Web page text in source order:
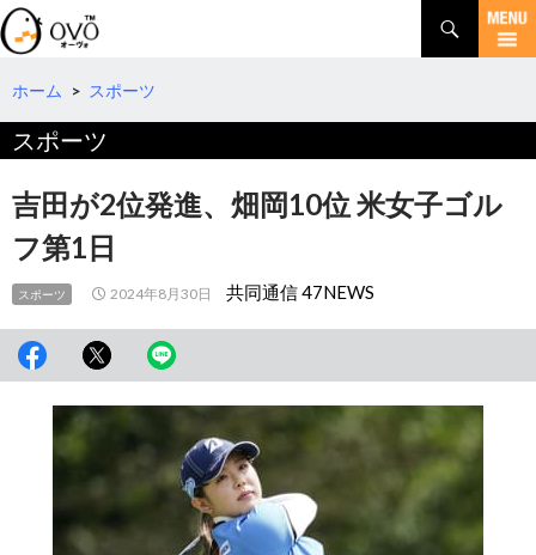
検
索
コ
テ
へ
移
ホーム > スポーツ
スポーツ
吉田が2位発進、畑岡10位 米女子ゴル
フ第1日
スポーツ 2024年8月30日 共同通信 47NEWS